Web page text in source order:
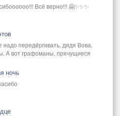
Всё верно!!! 🤗✨✨✨
передёргивать, дядя Вова.
А вот графоманы, прячущиеся
ночь